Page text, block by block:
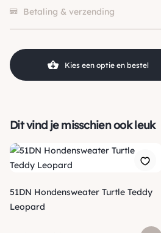
Hondgrootte
Betaling & verzending
Kies een optie en bestel
Dit vind je misschien ook leuk
51DN Hondensweater Turtle Teddy
­Leopard